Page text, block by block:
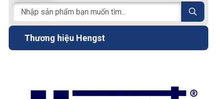
Thương hiệu Hengst